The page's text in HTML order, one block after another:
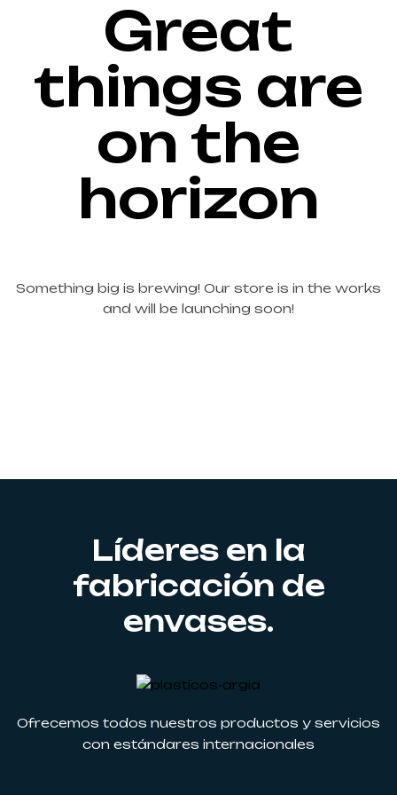
Great
things are
on the
horizon
Something big is brewing! Our store is in the works
and will be launching soon!
Líderes en la
fabricación de
envases.
Ofrecemos todos nuestros productos y servicios
con estándares internacionales